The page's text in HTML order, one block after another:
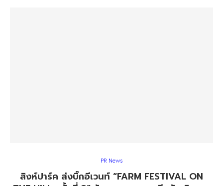
PR News
สิงห์ปาร์ค ส่งบิ๊กอีเวนท์ “FARM FESTIVAL ON